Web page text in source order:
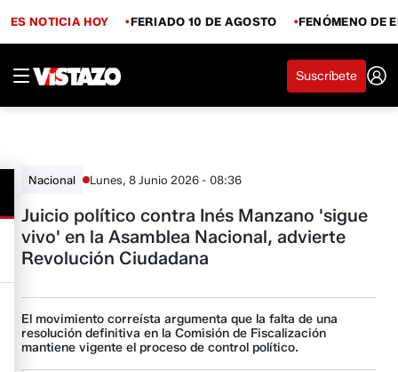
ES NOTICIA HOY FERIADO 10 DE AGOSTO FENÓMENO DE
Suscríbete
Nacional Lunes, 8 Junio 2026 - 08:36
Juicio político contra Inés Manzano 'sigue
vivo' en la Asamblea Nacional, advierte
Revolución Ciudadana
El movimiento correísta argumenta que la falta de una
resolución definitiva en la Comisión de Fiscalización
mantiene vigente el proceso de control político.